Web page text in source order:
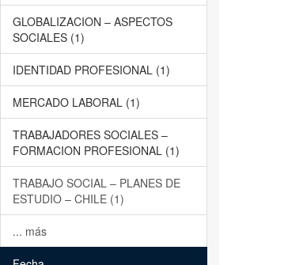
GLOBALIZACION – ASPECTOS
SOCIALES (1)
IDENTIDAD PROFESIONAL (1)
MERCADO LABORAL (1)
TRABAJADORES SOCIALES –
FORMACION PROFESIONAL (1)
TRABAJO SOCIAL – PLANES DE
ESTUDIO – CHILE (1)
... más